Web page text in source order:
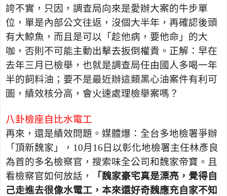
誇不實，只因，調查局向來是愛辦大案的牛步單
位，單是內部公文往返，沒個大半年，再確認後頭
有大鯨魚，而且是可以「趁他病，要他命」的大
咖，否則不可能主動出擊去扳倒權貴。正解：早在
去年三月已檢舉，也就是調查局任由國人多喝一年
半的飼料油；要不是最近辦這類黑心油案件有利可
圖，績效核分高，會火速處理檢舉案嗎？
八卦檢座自比水電工
再來，還是績效問題。媒體爆：全台多地檢署爭辦
「頂新魏家」， 10月 16日以彰化地檢署主任林彥良
為首的多名檢察官，搜索味全公司和魏家帝寶。且
看檢察官如何放話，
「魏家豪宅真是漂亮，覺得自
己走進去很像水電工，本來還好奇魏應充自家不知